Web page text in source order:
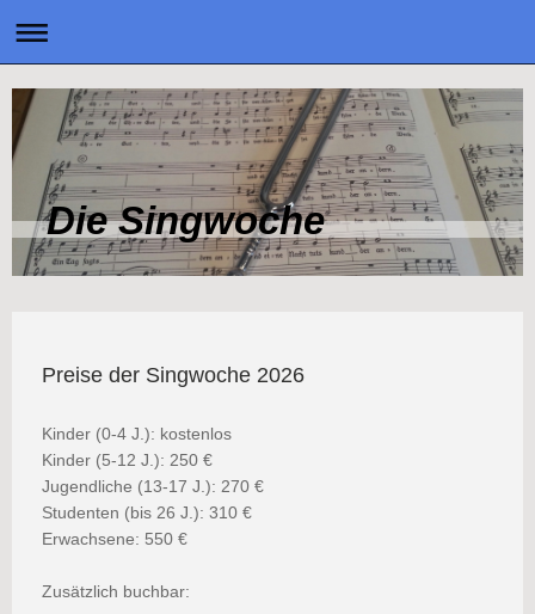
Die Singwoche
Preise der Singwoche 2026
Kinder (0-4 J.): kostenlos
Kinder (5-12 J.): 250 €
Jugendliche (13-17 J.): 270 €
Studenten (bis 26 J.): 310 €
Erwachsene: 550 €
Zusätzlich buchbar: